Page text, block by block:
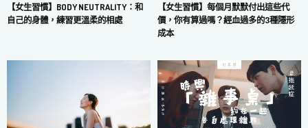
【女生習慣】BODY NEUTRALITY：和
自己的身體，練習更溫柔的相處
【女生習慣】每個月默默付出這些代
價，你有算過嗎？經血過多的3種隱形
成本